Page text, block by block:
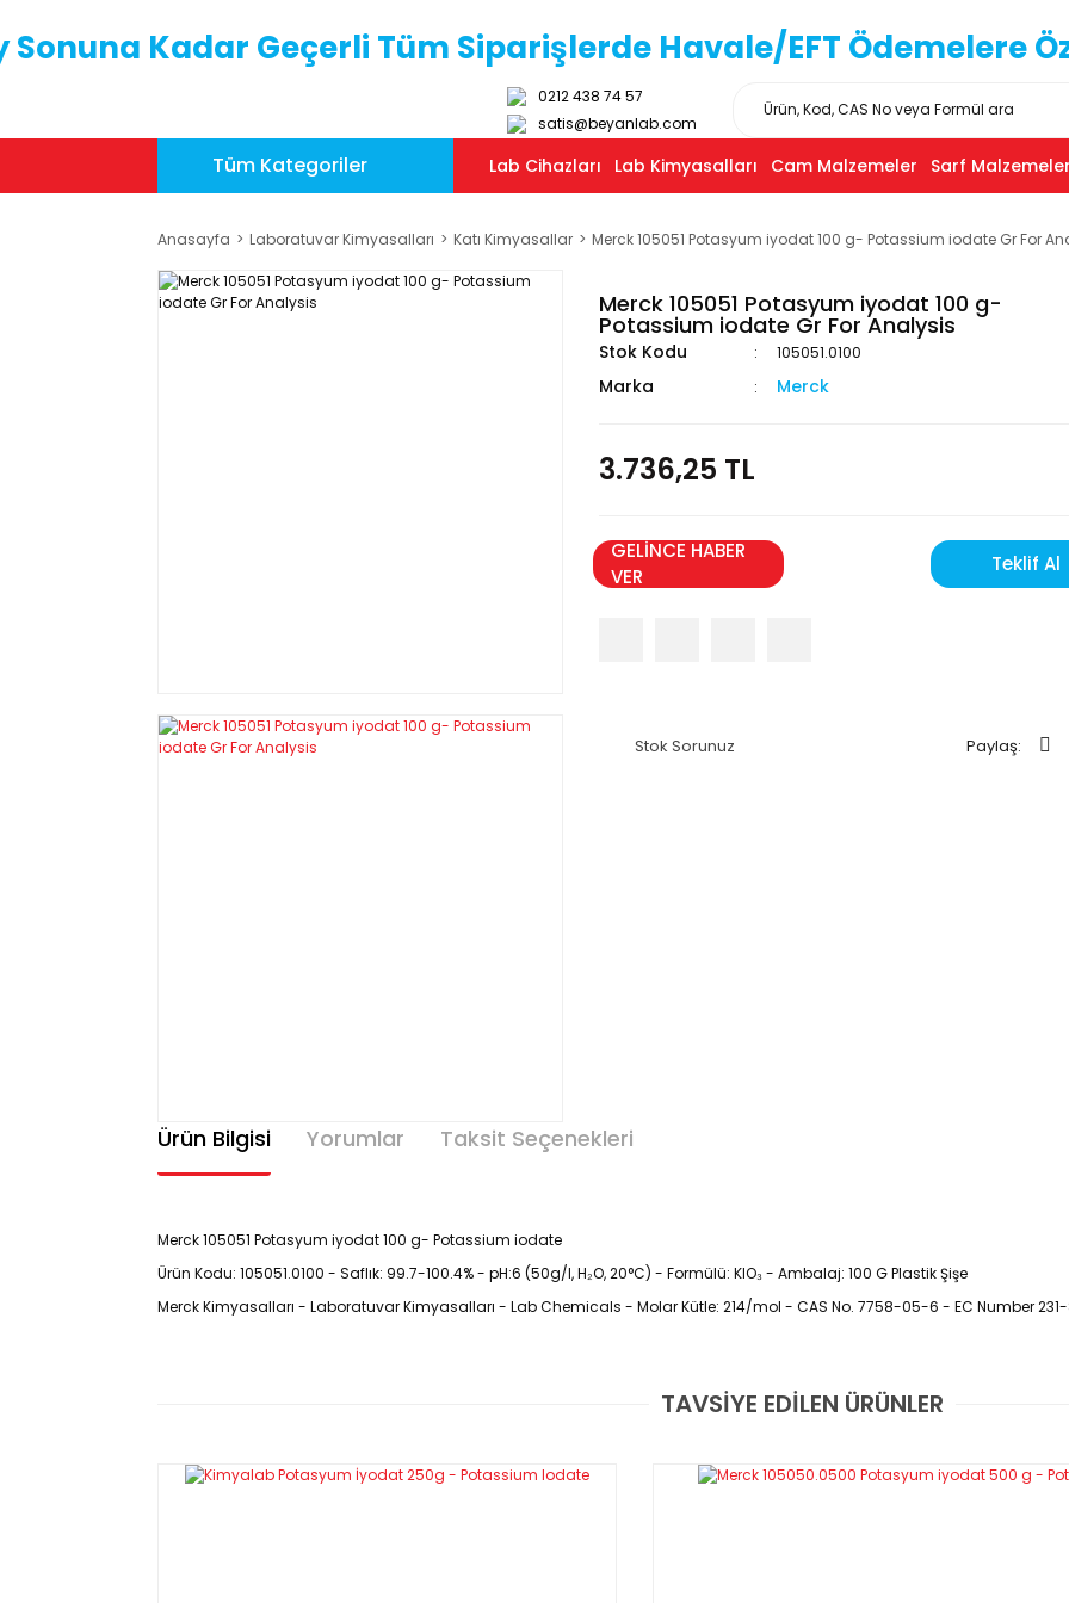
Sonuna Kadar Geçerli Tüm Siparişlerde Havale/EFT Ödemelere
0212 438 74 57
satis@beyanlab.com
Tüm Kategoriler Lab Cihazları Lab Kimyasalları Cam Malzemeler Sarf
Anasayfa Laboratuvar Kimyasalları Katı Kimyasallar Merck 105051 Potasyum iyodat 100 g- Potassium iodate Gr For
Merck 105051 Potasyum iyodat 100 g-
Potassium iodate Gr For Analysis
Stok Kodu 105051.0100
Marka Merck
3.736,25 TL
GELİNCE HABER
VER
Teklif Al
Stok Sorunuz Paylaş:
Ürün Bilgisi Yorumlar Taksit Seçenekleri
Merck 105051 Potasyum iyodat 100 g- Potassium iodate
Ürün Kodu: 105051.0100 - Saflık: 99.7-100.4% - pH:6 (50g/l, H₂O, 20°C) - Formülü: KIO₃ - Ambalaj: 100 G Plastik Şişe
Merck Kimyasalları - Laboratuvar Kimyasalları - Lab Chemicals - Molar Kütle: 214/mol - CAS No. 7758-05-6 - EC Number
Bu ürüne ilk yorumu siz yapın!
Yorum Yaz
TAVSİYE EDİLEN ÜRÜNLER